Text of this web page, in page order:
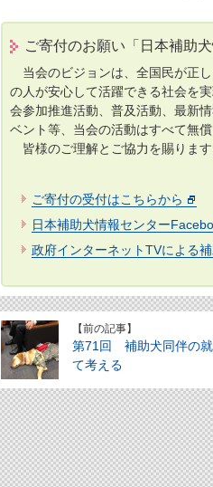
ご寄付のお願い「日本補助
当会のビジョンは、全国民が正
の人が安心して活躍できる社会を
会参加推進活動、普及活動、最新
ベント等、当会の活動はすべて無償
皆様のご理解とご協力を賜ります
ご寄付の受付はこちらから
日本補助犬情報センター
政府インターネットTVによる
【前の記事】
第71回 補助犬同伴の
て考える